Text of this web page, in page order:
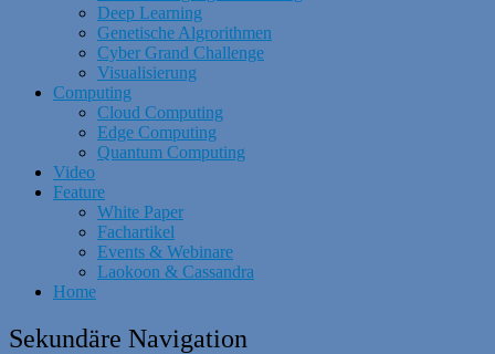
Deep Learning
Genetische Algrorithmen
Cyber Grand Challenge
Visualisierung
Computing
Cloud Computing
Edge Computing
Quantum Computing
Video
Feature
White Paper
Fachartikel
Events & Webinare
Laokoon & Cassandra
Home
Sekundäre Navigation